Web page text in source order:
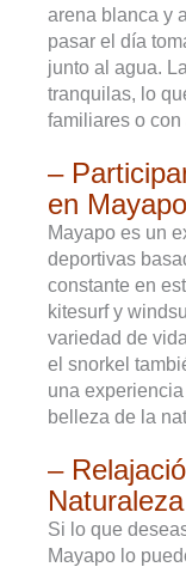
arena blanca y
pasar el día
junto al agua.
tranquilas, lo
familiares o con
–
en Mayapo
Mayapo es un
deportivas
constante en
kitesurf y
variedad de
el snorkel
una
belleza de la
–
Naturaleza
Si lo que
Mayapo lo